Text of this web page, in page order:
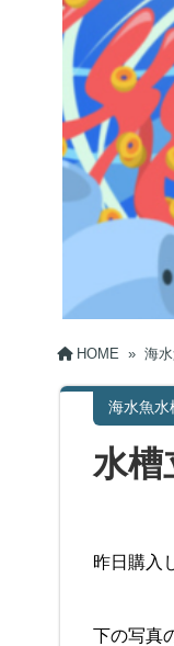
HOME » 海
海水魚水
水槽
昨日購入
下の写真